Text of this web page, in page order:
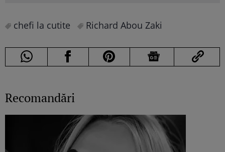
chefi la cutite Richard Abou Zaki
Recomandări